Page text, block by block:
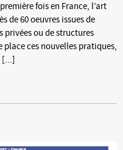
fois en France, l’art
de 60 oeuvres issues de
ou de structures
ces nouvelles pratiques,
[...]